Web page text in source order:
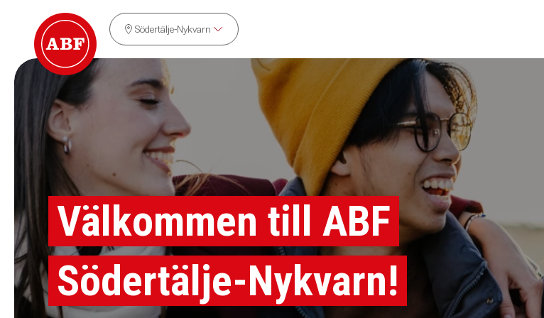
Södertälje-Nykvarn
Välkommen till ABF
Södertälje-Nykvarn!